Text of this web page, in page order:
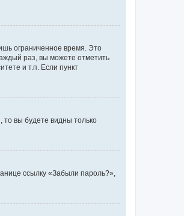
ограниченное время. Это
раз, вы можете отметить
и т.п. Если пункт
вы будете видны только
ссылку «Забыли пароль?»,